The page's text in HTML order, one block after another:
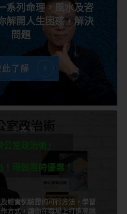
系列命理，風水及咨
解開人生困惑，解決
問題
此了解
千呼萬喚
公室政治術」
現做限時優惠！
經實例驗證的可行方法，學習
方式，讓你在職場上打造高端